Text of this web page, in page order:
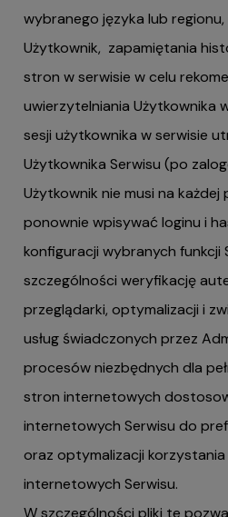
wybranego języka lub
Użytkownik, zapamiętania
stron w serwisie w celu
uwierzytelniania Użytkownika
sesji użytkownika w serwisie
Użytkownika Serwisu (po
Użytkownik nie musi na
ponownie wpisywać loginu i
konfiguracji wybranych funkcji
szczególności weryfikację
przeglądarki, optymalizacji i
usług świadczonych przez
procesów niezbędnych dla
stron internetowych
internetowych Serwisu do
oraz optymalizacji
internetowych Serwisu.
W szczególności pliki te